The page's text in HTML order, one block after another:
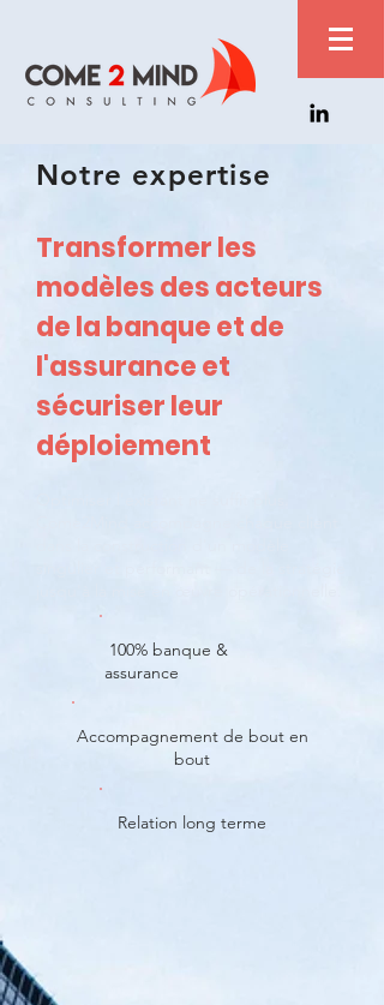
Notre expertise
Transformer les
modèles des acteurs
de la banque et de
l'assurance et
sécuriser leur
déploiement
100% banque &
assurance
Accompagnement de bout en
bout
Relation long terme